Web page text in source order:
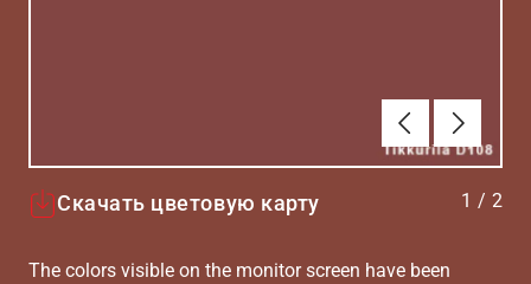
АлдыңғыВперёд
Скачать цветовую карту 1 / 2
The colors visible on the monitor screen have been